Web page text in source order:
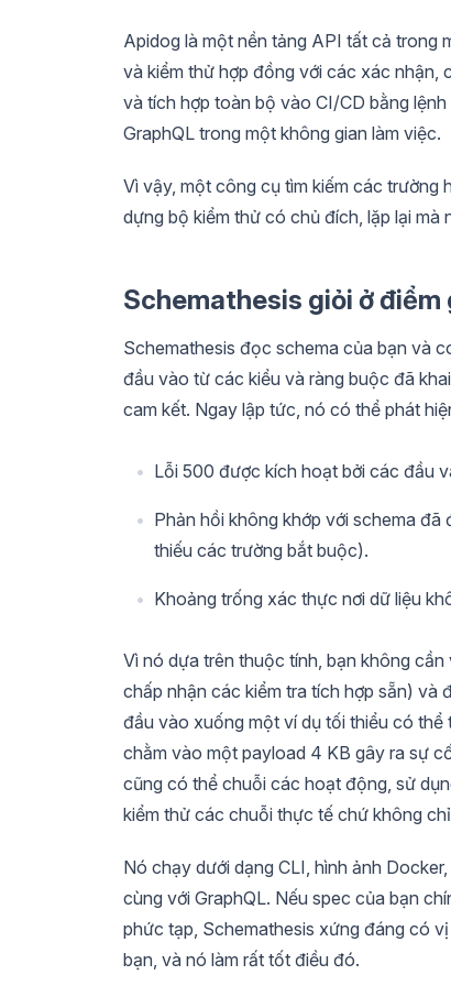
Apidog là một nền tảng API tất cả trong
và kiểm thử hợp đồng với các xác nhận,
và tích hợp toàn bộ vào CI/CD bằng lệnh
GraphQL trong một không gian làm việc.
Vì vậy, một công cụ tìm kiếm các trường
dựng bộ kiểm thử có chủ đích, lặp lại
Schemathesis giỏi ở điểm
Schemathesis đọc schema của bạn và
đầu vào từ các kiểu và ràng buộc đã
cam kết. Ngay lập tức, nó có thể phát
Lỗi 500 được kích hoạt bởi các đầu
Phản hồi không khớp với schema đã
thiếu các trường bắt buộc).
Khoảng trống xác thực nơi dữ liệu
Vì nó dựa trên thuộc tính, bạn không
chấp nhận các kiểm tra tích hợp sẵn) và
đầu vào xuống một ví dụ tối thiểu có thể
chằm vào một payload 4 KB gây ra sự
cũng có thể chuỗi các hoạt động, sử
kiểm thử các chuỗi thực tế chứ không
Nó chạy dưới dạng CLI, hình ảnh
cùng với GraphQL. Nếu spec của bạn
phức tạp, Schemathesis xứng đáng có
bạn, và nó làm rất tốt điều đó.